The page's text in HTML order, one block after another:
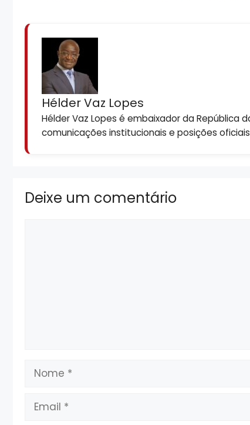
Hélder Vaz Lopes
Hélder Vaz Lopes é embaixador da República
comunicações institucionais e posições
Deixe um comentário
Nome
Email